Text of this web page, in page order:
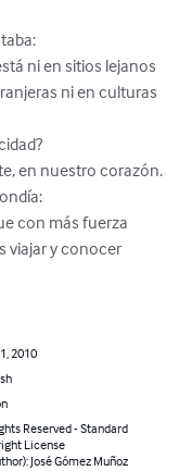
ni en sitios lejanos
ni en culturas
en nuestro corazón.
con más fuerza
viajar y conocer
2010
Reserved - Standard
License
José Gómez Muñoz